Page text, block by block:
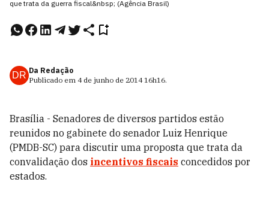
que trata da guerra fiscal&nbsp; (Agência Brasil)
DR Da Redação
Publicado em 4 de junho de 2014 16h16.
Brasília - Senadores de diversos partidos estão
reunidos no gabinete do senador Luiz Henrique
(PMDB-SC) para discutir uma proposta que trata da
convalidação dos incentivos fiscais concedidos por
estados.